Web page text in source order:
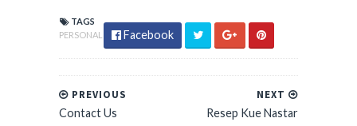
TAGS
PERSONAL
Facebook
NEXT
Resep Kue Nastar
PREVIOUS
Contact Us